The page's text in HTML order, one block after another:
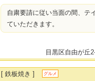
自粛要請に従い当面の間、テ
ていただきます。
目黒区自由が丘
[ 鉄板焼き ] グルメ